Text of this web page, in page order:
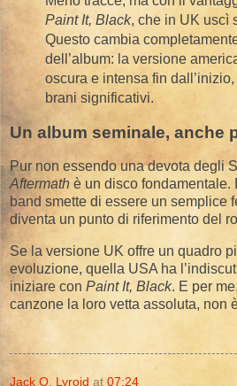
Paint It, Black, che in UK uscì
Questo cambia
dell’album: la versione
oscura e intensa fin
brani significativi.
Un album seminale, anche
Pur non essendo una devota degli
Aftermath è un disco fondamentale.
band smette di essere un semplice
diventa un punto di riferimento del
Se la versione UK offre un quadro
evoluzione, quella USA ha
iniziare con Paint It, Black. E per
canzone la loro vetta assoluta, non
Jack O. Lyroid at 07:24